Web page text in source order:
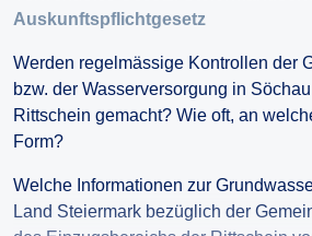
Auskunftspflichtgesetz
Werden regelmässige Kontrollen der
bzw. der Wasserversorgung in
Rittschein gemacht? Wie oft, an
Form?
Welche Informationen zur
Land Steiermark bezüglich der